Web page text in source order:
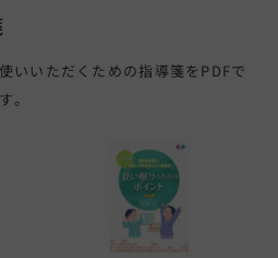
いいただくための指導箋をPDFで
。